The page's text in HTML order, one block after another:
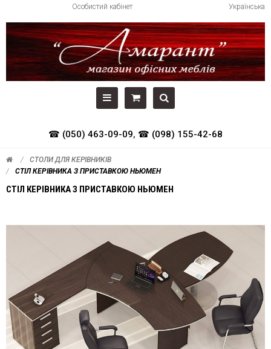
Українська
Особистий кабінет
☎ (050) 463-09-09, ☎ (098) 155-42-68
СТОЛИ ДЛЯ КЕРІВНИКІВ
СТІЛ КЕРІВНИКА З ПРИСТАВКОЮ НЬЮМЕН
СТІЛ КЕРІВНИКА З ПРИСТАВКОЮ НЬЮМЕН